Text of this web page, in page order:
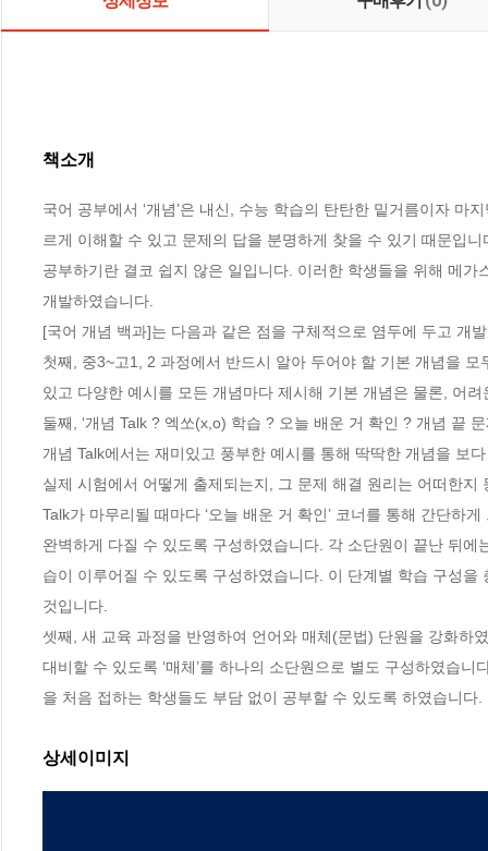
책소개
국어 공부에서 ‘개념’은 내신, 수능 학습의 탄탄한 밑거름이자
르게 이해할 수 있고 문제의 답을 분명하게 찾을 수 있기 때문입
공부하기란 결코 쉽지 않은 일입니다. 이러한 학생들을 위해 메
개발하였습니다.
[국어 개념 백과]는 다음과 같은 점을 구체적으로 염두에 두고 개
첫째, 중3~고1, 2 과정에서 반드시 알아 두어야 할 기본 개념을
있고 다양한 예시를 모든 개념마다 제시해 기본 개념은 물론, 어
둘째, ‘개념 Talk ? 엑쏘(x,o) 학습 ? 오늘 배운 거 확인 ? 개념 끝
개념 Talk에서는 재미있고 풍부한 예시를 통해 딱딱한 개념을 보
실제 시험에서 어떻게 출제되는지, 그 문제 해결 원리는 어떠한
Talk가 마무리될 때마다 ‘오늘 배운 거 확인’ 코너를 통해 간단하
완벽하게 다질 수 있도록 구성하였습니다. 각 소단원이 끝난 뒤에
습이 이루어질 수 있도록 구성하였습니다. 이 단계별 학습 구성
것입니다.
셋째, 새 교육 과정을 반영하여 언어와 매체(문법) 단원을 강화하
대비할 수 있도록 ‘매체’를 하나의 소단원으로 별도 구성하였습
을 처음 접하는 학생들도 부담 없이 공부할 수 있도록 하였습니다.
상세이미지